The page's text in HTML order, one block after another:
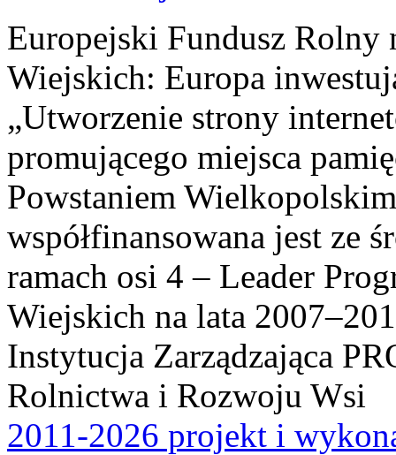
Europejski Fundusz Rolny
Wiejskich: Europa
„Utworzenie strony
promującego miejsca
Powstaniem
współfinansowana jest ze
ramach osi 4 – Leader
Wiejskich na lata
Instytucja Zarządzająca
Rolnictwa i Rozwoju Wsi
2011-2026 projekt i